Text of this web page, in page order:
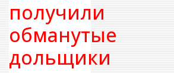
получили
обманутые
дольщики